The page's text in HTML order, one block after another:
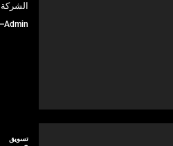
Admin
تسويق